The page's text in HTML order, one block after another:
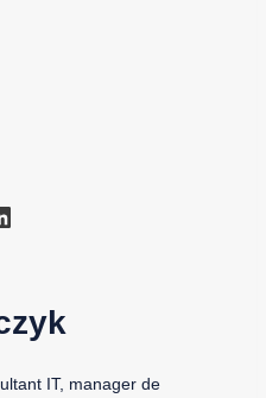
IT, manager de